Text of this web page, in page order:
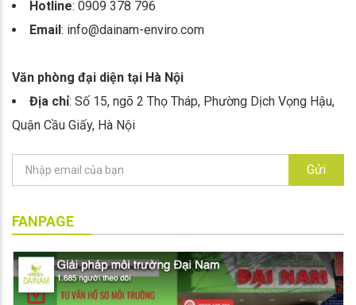
Hotline: 0909 378 796
Email: info@dainam-enviro.com
Văn phòng đại diện tại Hà Nội
Địa chỉ: Số 15, ngõ 2 Thọ Tháp, Phường Dịch Vọng Hậu,
Quận Cầu Giấy, Hà Nội
Gửi
FANPAGE